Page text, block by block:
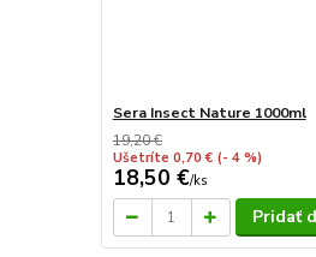
Sera Insect Nature 1000ml
19,20 €
Ušetríte 0,70 € (- 4 %)
18,50 €/ks
Pridať